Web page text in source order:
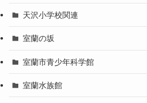
天沢小学校関連
室蘭の坂
室蘭市青少年科学館
室蘭水族館